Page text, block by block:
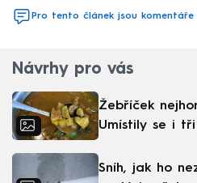
Pro tento článek jsou komentáře
Návrhy pro vás
Žebříček
Umístily se i tři
Sníh, jak ho